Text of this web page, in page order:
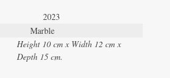
2023
Marble
Height 10 cm x Width 12 cm x
Depth 15 cm.